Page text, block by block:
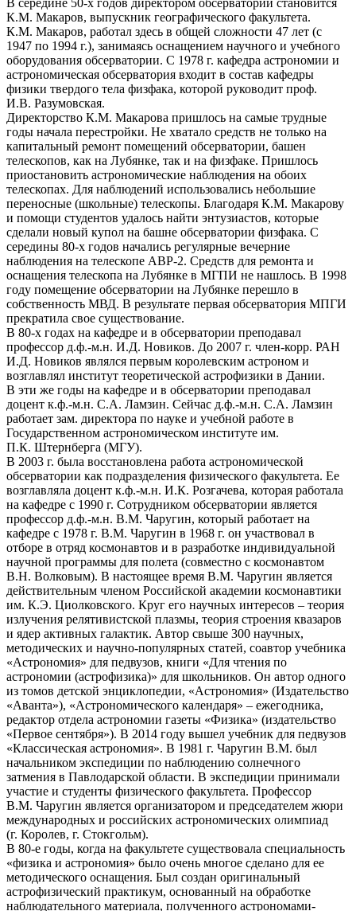
К.М. Макаров, выпускник географического факультета.
К.М. Макаров, работал здесь в общей сложности 47 лет (с
1947 по 1994 г.), занимаясь оснащением научного и учебного
оборудования обсерватории. С 1978 г. кафедра астрономии и
астрономическая обсерватория входит в состав кафедры
физики твердого тела физфака, которой руководит проф.
И.В. Разумовская.
Директорство К.М. Макарова пришлось на самые трудные
годы начала перестройки. Не хватало средств не только на
капитальный ремонт помещений обсерватории, башен
телескопов, как на Лубянке, так и на физфаке. Пришлось
приостановить астрономические наблюдения на обоих
телескопах. Для наблюдений использовались небольшие
переносные (школьные) телескопы. Благодаря К.М. Макарову
и помощи студентов удалось найти энтузиастов, которые
сделали новый купол на башне обсерватории физфака. С
середины 80-х годов начались регулярные вечерние
наблюдения на телескопе АВР-2. Средств для ремонта и
оснащения телескопа на Лубянке в МГПИ не нашлось. В 1998
году помещение обсерватории на Лубянке перешло в
собственность МВД. В результате первая обсерватория МПГИ
прекратила свое существование.
В 80-х годах на кафедре и в обсерватории преподавал
профессор д.ф.-м.н. И.Д. Новиков. До 2007 г. член-корр. РАН
И.Д. Новиков являлся первым королевским астроном и
возглавлял институт теоретической астрофизики в Дании.
В эти же годы на кафедре и в обсерватории преподавал
доцент к.ф.-м.н. С.А. Ламзин. Сейчас д.ф.-м.н. С.А. Ламзин
работает зам. директора по науке и учебной работе в
Государственном астрономическом институте им.
П.К. Штернберга (МГУ).
В 2003 г. была восстановлена работа астрономической
обсерватории как подразделения физического факультета. Ее
возглавляла доцент к.ф.-м.н. И.К. Розгачева, которая работала
на кафедре с 1990 г. Сотрудником обсерватории является
профессор д.ф.-м.н. В.М. Чаругин, который работает на
кафедре с 1978 г. В.М. Чаругин в 1968 г. он участвовал в
отборе в отряд космонавтов и в разработке индивидуальной
научной программы для полета (совместно с космонавтом
В.Н. Волковым). В настоящее время В.М. Чаругин является
действительным членом Российской академии космонавтики
им. К.Э. Циолковского. Круг его научных интересов – теория
излучения релятивистской плазмы, теория строения квазаров
и ядер активных галактик. Автор свыше 300 научных,
методических и научно-популярных статей, соавтор учебника
«Астрономия» для педвузов, книги «Для чтения по
астрономии (астрофизика)» для школьников. Он автор одного
из томов детской энциклопедии, «Астрономия» (Издательство
«Аванта»), «Астрономического календаря» – ежегодника,
редактор отдела астрономии газеты «Физика» (издательство
«Первое сентября»). В 2014 году вышел учебник для педвузов
«Классическая астрономия». В 1981 г. Чаругин В.М. был
начальником экспедиции по наблюдению солнечного
затмения в Павлодарской области. В экспедиции принимали
участие и студенты физического факультета. Профессор
В.М. Чаругин является организатором и председателем жюри
международных и российских астрономических олимпиад
(г. Королев, г. Стокгольм).
В 80-е годы, когда на факультете существовала специальность
«физика и астрономия» было очень многое сделано для ее
методического оснащения. Был создан оригинальный
астрофизический практикум, основанный на обработке
наблюдательного материала, полученного астрономами-